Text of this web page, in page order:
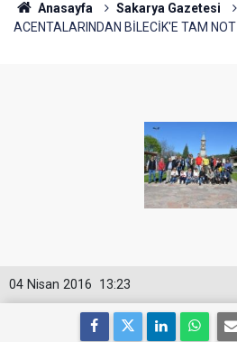
Anasayfa Sakarya Gazetesi
ACENTALARINDAN BİLECİK'E TAM NOT
13:23
04 Nisan 2016